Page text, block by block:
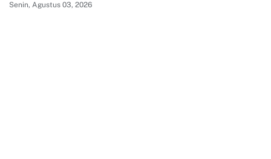
Senin, Agustus 03, 2026